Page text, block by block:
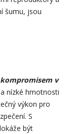
šumu, jsou
v
nízké hmotnosti
výkon pro
S
být